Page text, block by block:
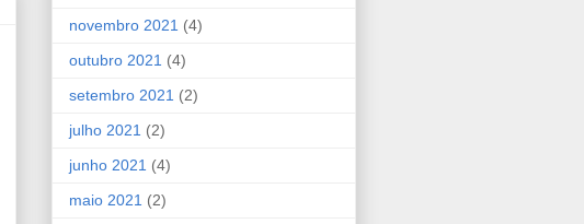
novembro 2021 (4)
outubro 2021 (4)
setembro 2021 (2)
julho 2021 (2)
junho 2021 (4)
maio 2021 (2)